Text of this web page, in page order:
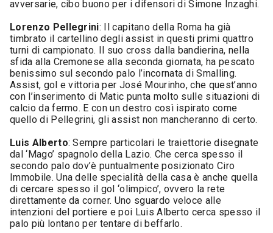
avversarie, cibo buono per i difensori di Simone Inzaghi.
Lorenzo Pellegrini: Il capitano della Roma ha già
timbrato il cartellino degli assist in questi primi quattro
turni di campionato. Il suo cross dalla bandierina, nella
sfida alla Cremonese alla seconda giornata, ha pescato
benissimo sul secondo palo l’incornata di Smalling.
Assist, gol e vittoria per José Mourinho, che quest’anno
con l’inserimento di Matic punta molto sulle situazioni di
calcio da fermo. E con un destro così ispirato come
quello di Pellegrini, gli assist non mancheranno di certo.
Luis Alberto: Sempre particolari le traiettorie disegnate
dal ‘Mago’ spagnolo della Lazio. Che cerca spesso il
secondo palo dov’è puntualmente posizionato Ciro
Immobile. Una delle specialità della casa è anche quella
di cercare spesso il gol ‘olimpico’, ovvero la rete
direttamente da corner. Uno sguardo veloce alle
intenzioni del portiere e poi Luis Alberto cerca spesso il
palo più lontano per tentare di beffarlo.